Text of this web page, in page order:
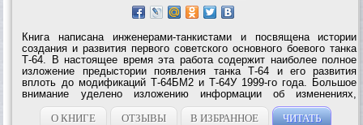
Книга написана инженерами-танкистами и посвящена истории
создания и развития первого советского основного боевого танка
Т-64. В настоящее время эта работа содержит наиболее полное
изложение предыстории появления танка Т-64 и его развития
вплоть до модификаций Т-64БМ2 и Т-64У 1999-го года. Большое
внимание уделено изложению информации об изменениях,
которые вносились в конструкцию танков Т-64 в разные годы. Дана
информация о танках...
О КНИГЕ ОТЗЫВЫ В ИЗБРАННОЕ ЧИТАТЬ